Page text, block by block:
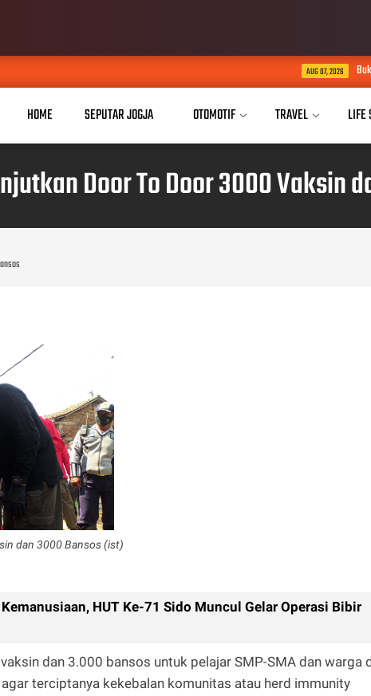
Buka Akses
HOME SEPUTAR JOGJA OTOMOTIF TRAVEL LIFE
Door To Door 3000 Vaksin
dan 3000 Bansos (ist)
HUT Ke-71 Sido Muncul Gelar Operasi Bibir
dan 3.000 bansos untuk pelajar SMP-SMA dan warga
terciptanya kekebalan komunitas atau herd immunity